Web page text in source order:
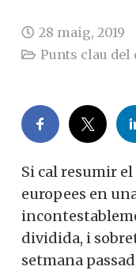
28 maig, 2019
Punts clau del
Si cal resumir
europees en
dividida, i
setmana